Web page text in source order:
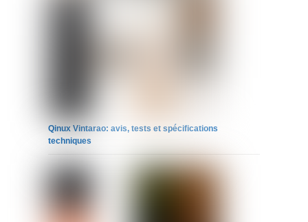
Qinux Vintarao: avis, tests et spécifications
techniques